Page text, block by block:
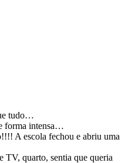
tudo…
forma intensa…
A escola fechou e abriu uma
TV, quarto, sentia que queria